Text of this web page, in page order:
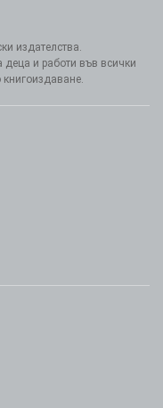
издателства.
деца и работи във всички